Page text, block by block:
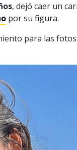
, dejó caer un
por su figura.
para las